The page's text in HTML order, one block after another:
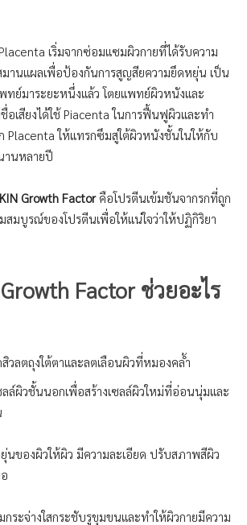
เริ่มจากซ่อมแซมผิวกายที่ได้รับความ
มานแผลเพื่อป้องกันการสูญสียความยึดหยุ่น เป็น
ทย์มาระยะหนึ่งแล้ว โตยแพทย์ผิวหนังและ
เสียงได้ใช้ Piacenta ในการฟื้นฟูผิวและทำ
Placenta ให้แทรกซึมสู่ใต้ผิวหนังชั้นในให้กับ
านหลายปี
Growth Factorคือโปรตีนเข้มชันจากรกที่ถูก
สมบูรณ์ของโปรตีนเพื่อให้แน่ใจว่าให้ปฏิกิริยา
Growth Factor ช่วยอะไร
วลตถุงใต้ตาและลตเลือนผิวที่หมองคล้ำ
ลล์ผิวชั้นนอกเพื่อสร้างเซลล์ผิวใหม่ที่อ่อนนุ่มและ
นของผิวให้ผิว มีความละเอียด ปรับสภาพสีผิว
ระจ่างใสกระชับรูขุมขนและทำให้ผิวกายมีความ